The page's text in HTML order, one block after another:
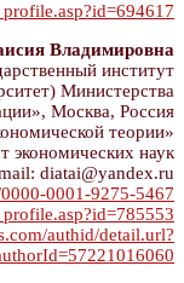
Владимировна
институт
Министерства
Москва, Россия
теории»
экономических наук
diatai@yandex.ru
0001-9275-5467
authid/detail.url?